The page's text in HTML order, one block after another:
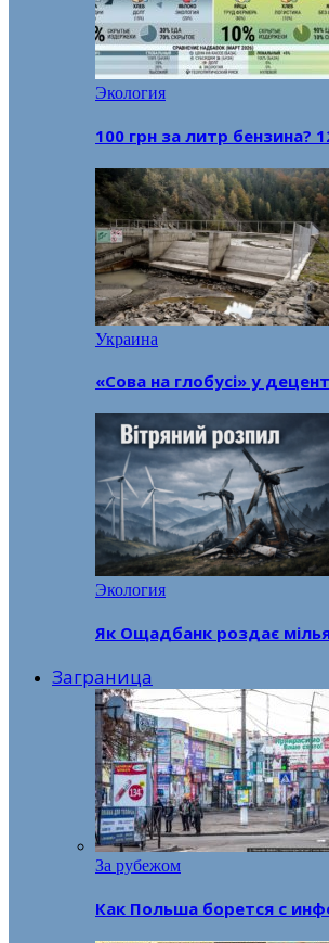
Экология
100 грн за литр
Украина
«Сова на глобусі» у
Экология
Як Ощадбанк роздає
Заграница
За рубежом
Как Польша борется с